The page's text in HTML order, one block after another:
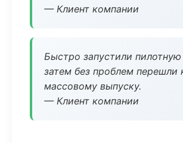
— Клиент компании
Быстро запустили
затем без проблем перешли
массовому выпуску.
— Клиент компании